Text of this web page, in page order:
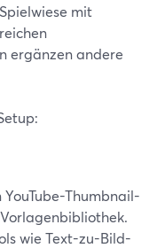
mit
ergänzen andere
Thumbnail-
wie Text-zu-Bild-